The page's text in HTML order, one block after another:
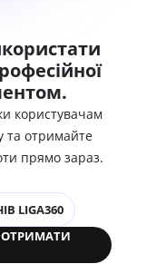
користувачам
та отримайте
прямо зараз.
LIGA360
ОТРИМАТИ